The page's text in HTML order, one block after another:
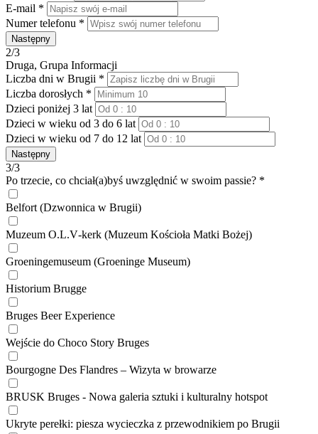
E-mail *
Numer telefonu *
Następny
2/3
Druga, Grupa Informacji
Liczba dni w Brugii *
Liczba dorosłych *
Dzieci poniżej 3 lat
Dzieci w wieku od 3 do 6 lat
Dzieci w wieku od 7 do 12 lat
Następny
3/3
Po trzecie, co chciał(a)byś uwzględnić w swoim passie? *
Belfort (Dzwonnica w Brugii)
Muzeum O.L.V‑kerk (Muzeum Kościoła Matki Bożej)
Groeningemuseum (Groeninge Museum)
Historium Brugge
Bruges Beer Experience
Wejście do Choco Story Bruges
Bourgogne Des Flandres – Wizyta w browarze
BRUSK Bruges - Nowa galeria sztuki i kulturalny hotspot
Ukryte perełki: piesza wycieczka z przewodnikiem po Brugii